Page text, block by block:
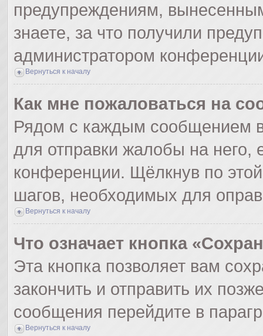
предупреждениям,
знаете, за что получили
администратором
Вернуться к началу
Как мне пожаловаться на
Рядом с каждым сообщением
для отправки жалобы на него,
конференции. Щёлкнув по
шагов, необходимых для
Вернуться к началу
Что означает кнопка
Эта кнопка позволяет вам
закончить и отправить их
сообщения перейдите в
Вернуться к началу